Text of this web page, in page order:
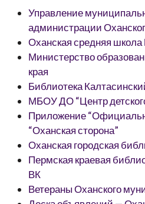
Управление
администрации
Оханская средняя школа
Министерство
края
Библиотека
МБОУ ДО “Центр
Приложение
“Оханская сторона”
Оханская городская
Пермская краевая
ВК
Ветераны Оханского